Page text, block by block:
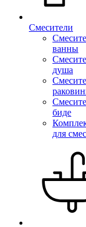
Смесители
ванны
душа
биде
для